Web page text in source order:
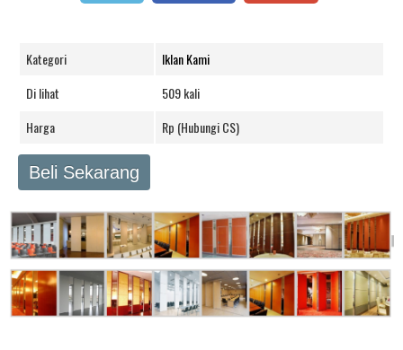
Kategori
Iklan Kami
Di lihat
509 kali
Harga
Rp (Hubungi CS)
Beli Sekarang